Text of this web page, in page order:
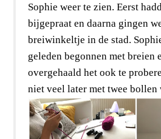
Sophie weer te zien. Eerst
bijgepraat en daarna gingen
breiwinkeltje in de stad.
geleden begonnen met breien
overgehaald het ook te
niet veel later met twee bollen